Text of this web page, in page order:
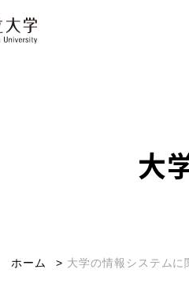
大
ホーム 大学の情報システムに